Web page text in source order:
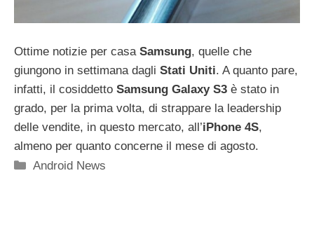
Ottime notizie per casa Samsung, quelle che
giungono in settimana dagli Stati Uniti. A quanto pare,
infatti, il cosiddetto Samsung Galaxy S3 è stato in
grado, per la prima volta, di strappare la leadership
delle vendite, in questo mercato, all’iPhone 4S,
almeno per quanto concerne il mese di agosto.
Categorie
Android News